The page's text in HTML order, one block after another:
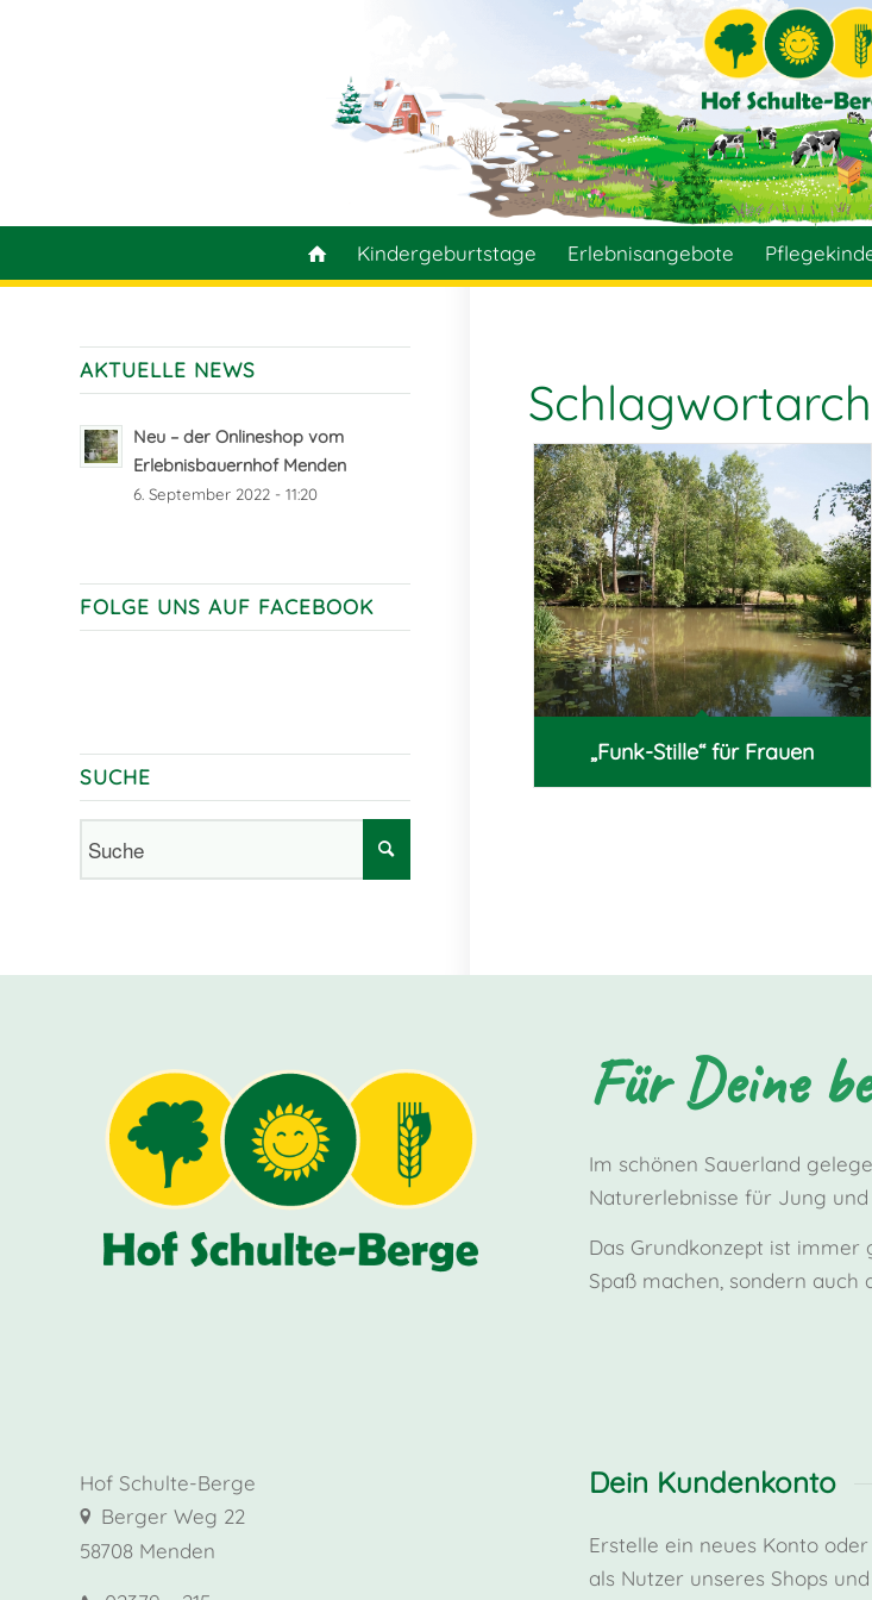
Kindergeburtstage Erlebnisangebote
„Funk-Stille“ für Frauen
AKTUELLE NEWS
Neu – der Onlineshop vom
Erlebnisbauernhof Menden
6. September 2022 - 11:20
FOLGE UNS AUF FACEBOOK
SUCHE
Für Deine
Im schönen Sauerland
Naturerlebnisse für Jung und
Das Grundkonzept ist immer
Spaß machen, sondern auch
Hof Schulte-Berge
Berger Weg 22
58708 Menden
Dein Kundenkonto
Erstelle ein neues Konto
als Nutzer unseres Shops